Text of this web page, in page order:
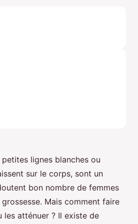
lignes blanches ou
sur le corps, sont un
bon nombre de femmes
Mais comment faire
les atténuer ? Il existe de